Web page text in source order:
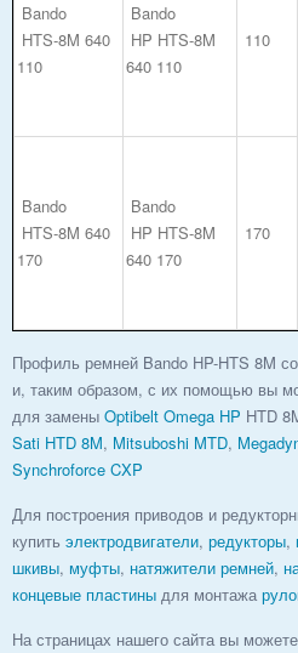
Bando
HTS-8M 640
110
Bando
HP HTS-8M
640 110
110
Bando
HTS-8M 640
170
Bando
HP HTS-8M
640 170
170
Профиль ремней Bando HP-HTS 8M
и, таким образом, с их помощью вы
для замены Optibelt Omega HP HTD
Sati HTD 8M, Mitsuboshi MTD,
Synchroforce CXP
Для построения приводов и
купить электродвигатели, редукторы,
шкивы, муфты, натяжители ремней,
концевые пластины для монтажа
На страницах нашего сайта вы